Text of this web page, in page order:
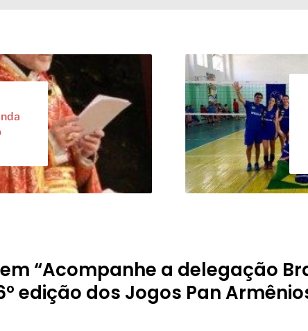
“Acompanhe a delegação
edição dos Jogos Pan